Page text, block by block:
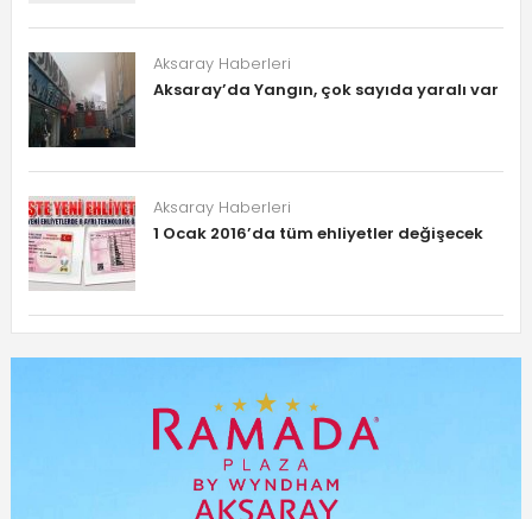
Aksaray Haberleri
Aksaray’da Yangın, çok sayıda yaralı var
Aksaray Haberleri
1 Ocak 2016’da tüm ehliyetler değişecek